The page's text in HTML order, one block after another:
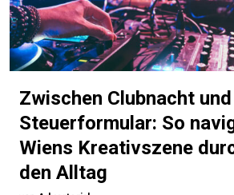
Zwischen Clubnacht und
Steuerformular: So
Wiens Kreativszene
den Alltag